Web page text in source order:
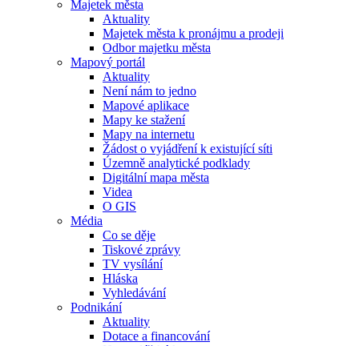
Majetek města
Aktuality
Majetek města k pronájmu a prodeji
Odbor majetku města
Mapový portál
Aktuality
Není nám to jedno
Mapové aplikace
Mapy ke stažení
Mapy na internetu
Žádost o vyjádření k existující síti
Územně analytické podklady
Digitální mapa města
Videa
O GIS
Média
Co se děje
Tiskové zprávy
TV vysílání
Hláska
Vyhledávání
Podnikání
Aktuality
Dotace a financování